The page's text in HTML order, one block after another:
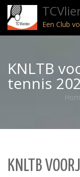
Een Club
KNLTB
tennis
KNLTB